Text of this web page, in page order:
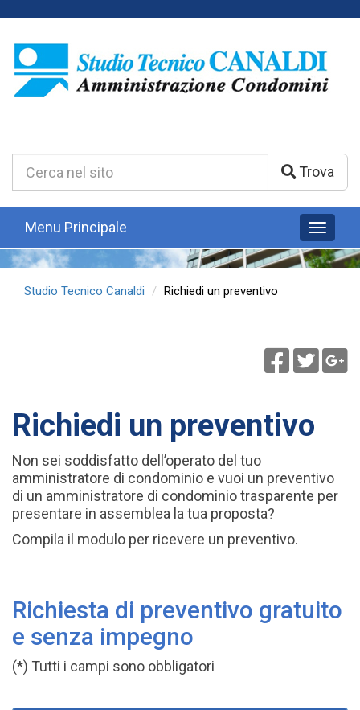
Cerca
nel
Sito:
Trova
Toggle
Menu Principale
Studio Tecnico Canaldi Richiedi un preventivo
Richiedi un preventivo
Non sei soddisfatto dell’operato del tuo
amministratore di condominio e vuoi un preventivo
di un amministratore di condominio trasparente per
presentare in assemblea la tua proposta?
Compila il modulo per ricevere un preventivo.
Richiesta di preventivo gratuito
e senza impegno
(*) Tutti i campi sono obbligatori